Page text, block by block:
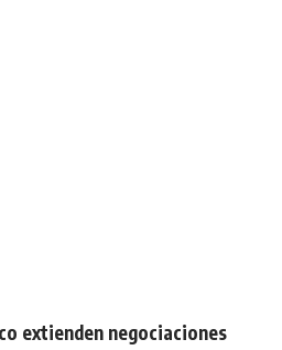
extienden negociaciones